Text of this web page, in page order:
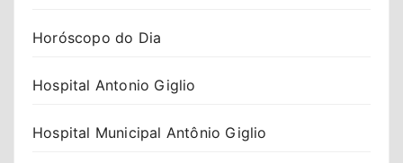
Horóscopo do Dia
Hospital Antonio Giglio
Hospital Municipal Antônio Giglio